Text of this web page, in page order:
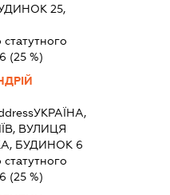
25,
(25 %)
УКРАЇНА,
ВУЛИЦЯ
БУДИНОК 6
(25 %)